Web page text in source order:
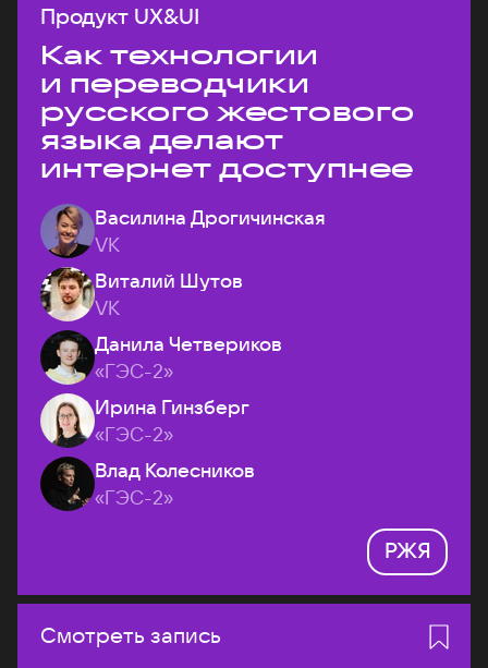
Продукт UX&UI
Как технологии
и переводчики
русского жестового
языка делают
интернет доступнее
Василина Дрогичинская
VK
Виталий Шутов
VK
Данила Четвериков
«ГЭС-2»
Ирина Гинзберг
«ГЭС-2»
Влад Колесников
«ГЭС-2»
РЖЯ
Смотреть запись